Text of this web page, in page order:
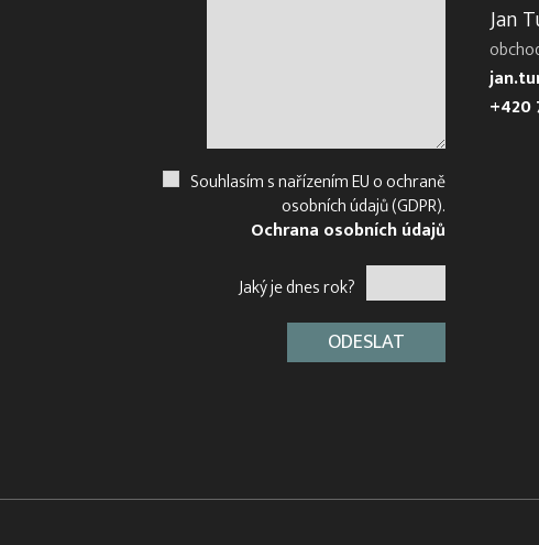
Souhlasím s nařízením EU o ochraně
osobních údajů (GDPR).
Ochrana osobních údajů
Jaký je dnes rok?
Jan
+420